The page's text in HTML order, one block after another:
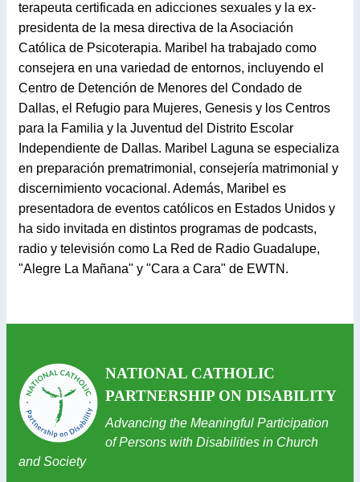
terapeuta certificada en adicciones sexuales y la ex-
presidenta de la mesa directiva de la Asociación
Católica de Psicoterapia. Maribel ha trabajado como
consejera en una variedad de entornos, incluyendo el
Centro de Detención de Menores del Condado de
Dallas, el Refugio para Mujeres, Genesis y los Centros
para la Familia y la Juventud del Distrito Escolar
Independiente de Dallas. Maribel Laguna se especializa
en preparación prematrimonial, consejería matrimonial y
discernimiento vocacional. Además, Maribel es
presentadora de eventos católicos en Estados Unidos y
ha sido invitada en distintos programas de podcasts,
radio y televisión como La Red de Radio Guadalupe,
"Alegre La Mañana" y "Cara a Cara" de EWTN.
NATIONAL CATHOLIC
PARTNERSHIP ON DISABILITY
Advancing the Meaningful Participation
of Persons with Disabilities in Church
and Society